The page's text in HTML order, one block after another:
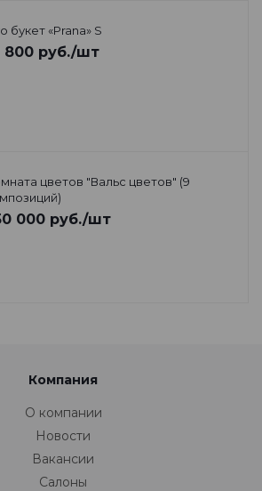
букет «Prana» S
800 руб./шт
цветов "Вальс цветов" (9
000 руб./шт
Компания
О компании
Новости
Вакансии
Салоны